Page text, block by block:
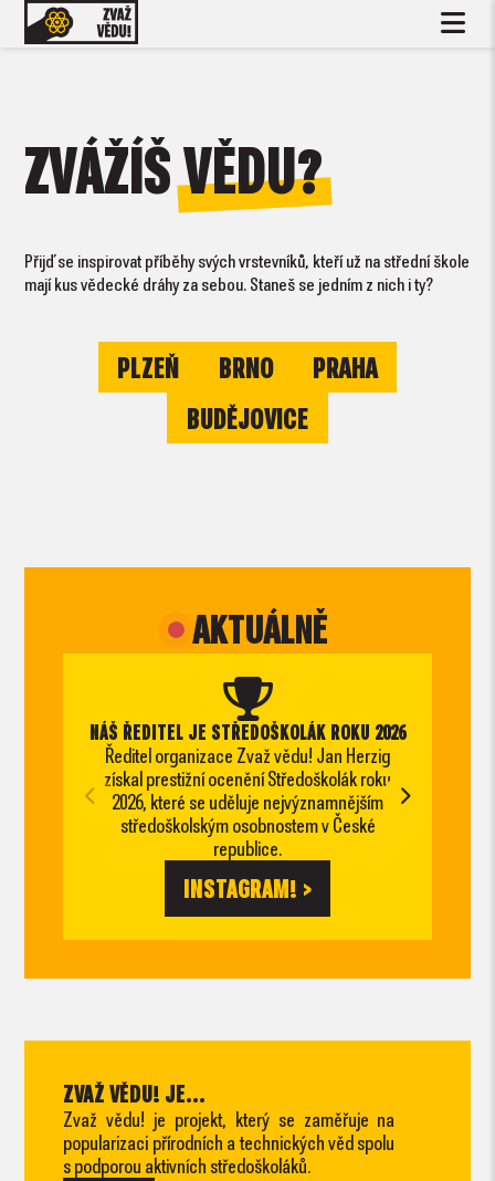
ZVÁŽÍŠVĚDU?
Přijď se inspirovat příběhy svých vrstevníků, kteří už na střední škole
mají kus vědecké dráhy za sebou. Staneš se jedním z nich i ty?
PLZEŇ BRNO
PRAHA
BUDĚJOVICE
AKTUÁLNĚ
NÁŠ ŘEDITEL JE STŘEDOŠKOLÁK ROKU 2026
Ředitel organizace Zvaž vědu! Jan Herzig
získal prestižní ocenění Středoškolák roku
2026, které se uděluje nejvýznamnějším
středoškolským osobnostem v České
republice.
INSTAGRAM! >
ZVAŽ VĚDU! JE...
Zvaž vědu! je projekt, který se zaměřuje na
popularizaci přírodních a technických věd spolu
s podporou aktivních středoškoláků.